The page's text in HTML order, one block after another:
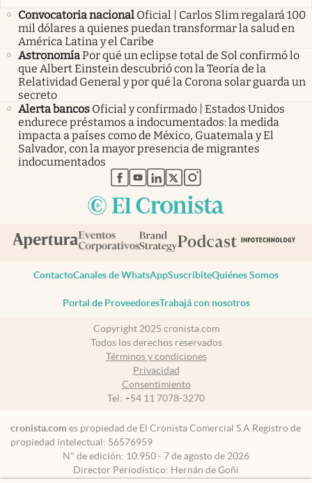
Convocatoria nacional Oficial | Carlos Slim regalará 100
mil dólares a quienes puedan transformar la salud en
América Latina y el Caribe
AstronomíaPor qué un eclipse total de Sol confirmó lo
que Albert Einstein descubrió con la Teoría de la
Relatividad General y por qué la Corona solar guarda un
secreto
Alerta bancos Oficial y confirmado | Estados Unidos
endurece préstamos a indocumentados: la medida
impacta a países como de México, Guatemala y El
Salvador, con la mayor presencia de migrantes
indocumentados
abre en nueva pestaña
abre en nueva pestaña
abre en nueva pestaña
abre en nueva pestaña
abre en nueva pestaña
ContactoCanales de WhatsAppSuscribiteQuiénes Somos
Portal de ProveedoresTrabajá con nosotros
Copyright 2025 cronista.com
Todos los derechos reservados
Términos y condiciones
Privacidad
Consentimiento
Tel: +54 11 7078-3270
cronista.com es propiedad de El Cronista Comercial S.A Registro de
propiedad intelectual: 56576959
N° de edición: 10.950 - 7 de agosto de 2026
Director Periodístico: Hernán de Goñi